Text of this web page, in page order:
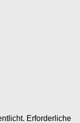
Erforderliche